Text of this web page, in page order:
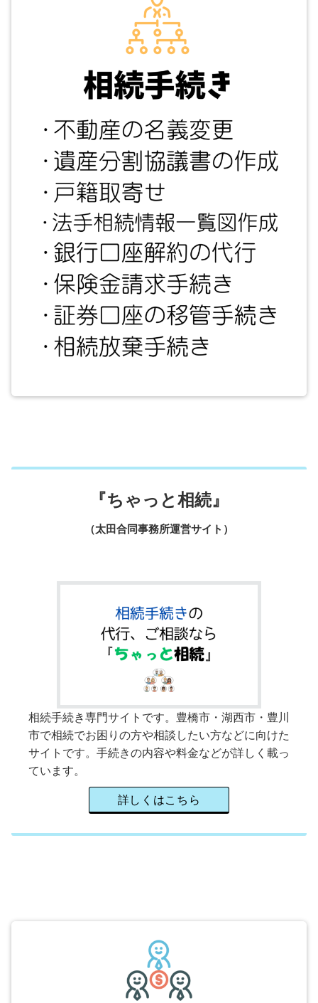
『ちゃっと相続』
（太田合同事務所運営サイト）
相続手続き専門サイトです。豊橋市・湖西市・豊川
市で相続でお困りの方や相談したい方などに向けた
サイトです。手続きの内容や料金などが詳しく載っ
ています。
詳しくはこちら